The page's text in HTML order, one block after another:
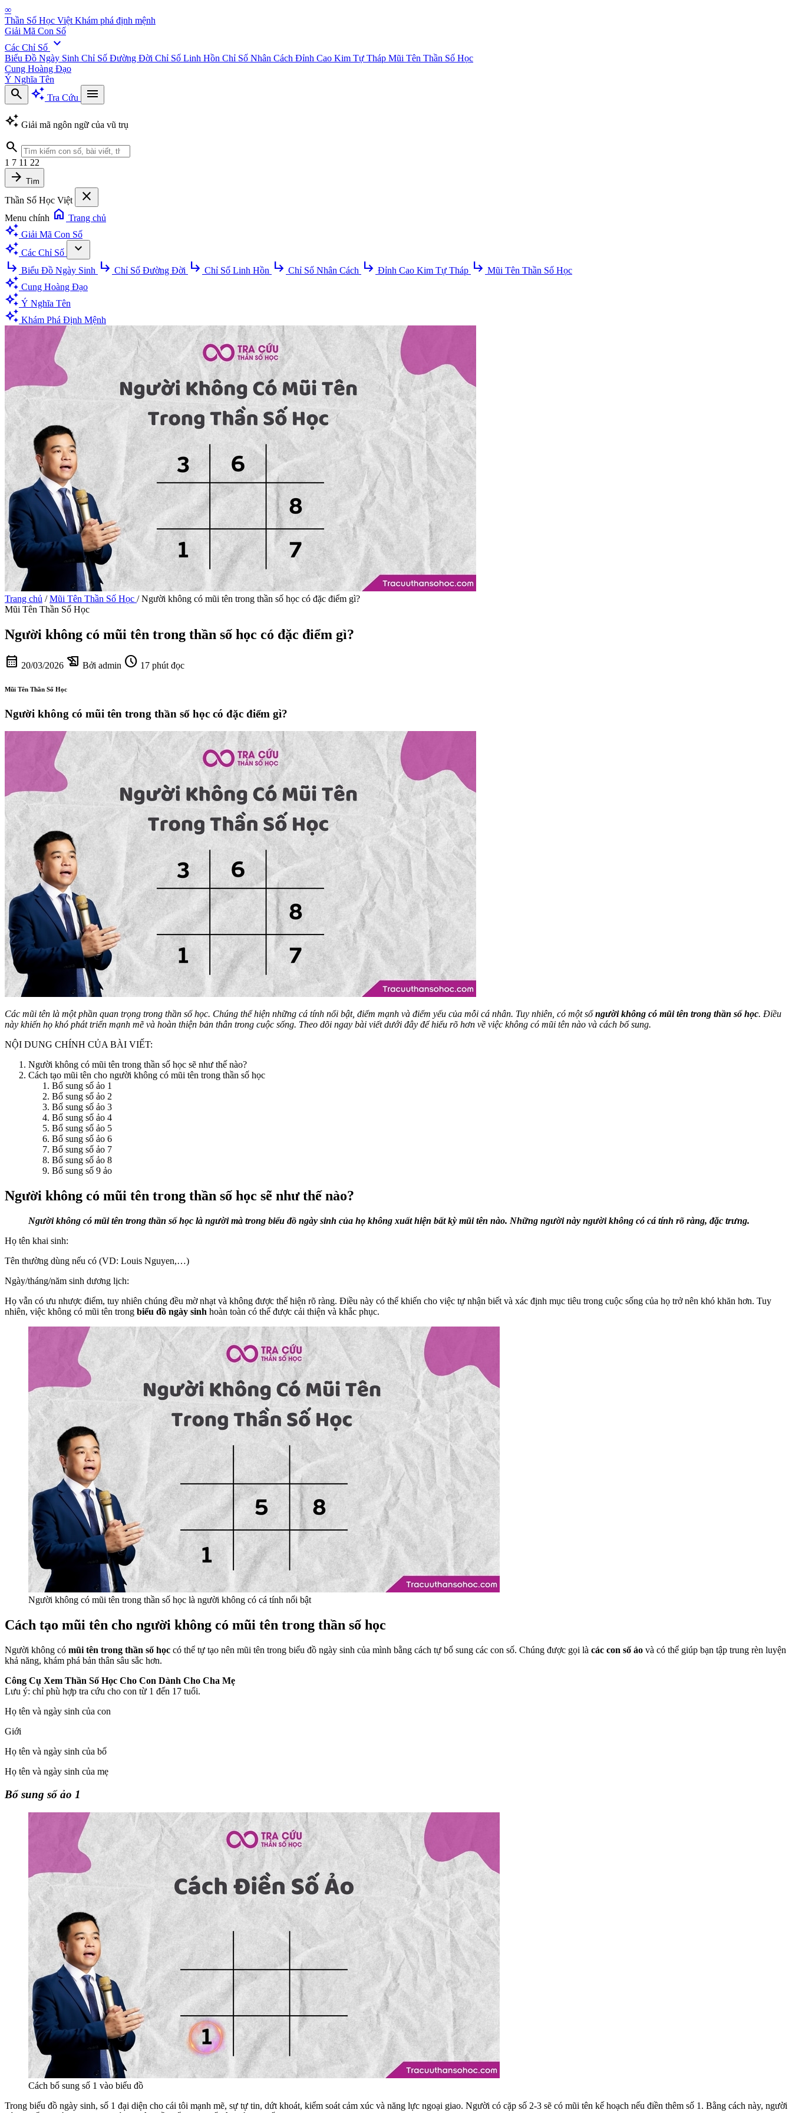
∞
Thần Số Học Việt Khám phá định mệnh
Giải Mã Con Số
Các Chỉ Số expand_more
Biểu Đồ Ngày Sinh Chỉ Số Đường Đời Chỉ Số Linh Hồn Chỉ Số Nhân Cách Đỉnh Cao Kim Tự Tháp Mũi Tên Thần Số Học
Cung Hoàng Đạo
Ý Nghĩa Tên
search auto_awesome Tra Cứu
menu
auto_awesome Giải mã ngôn ngữ của vũ trụ
search
1 7 11 22
arrow_forward Tìm
Thần Số Học Việt close
Menu chính home Trang chủ
auto_awesome Giải Mã Con Số
auto_awesome Các Chỉ Số
expand_more
subdirectory_arrow_right Biểu Đồ Ngày Sinh subdirectory_arrow_right Chỉ Số Đường Đời subdirectory_arrow_right Chỉ Số Linh Hồn subdirectory_arrow_right Chỉ Số Nhân Cách subdirectory_arrow_right Đỉnh Cao Kim Tự Tháp subdirectory_arrow_right Mũi Tên Thần Số Học
auto_awesome Cung Hoàng Đạo
auto_awesome Ý Nghĩa Tên
auto_awesome Khám Phá Định Mệnh
Trang chủ / Mũi Tên Thần Số Học / Người không có mũi tên trong thần số học có đặc điểm gì?
Mũi Tên Thần Số Học
Người không có mũi tên trong thần số học có đặc điểm gì?
calendar_month 20/03/2026 history_edu Bởi admin schedule 17 phút đọc
Mũi Tên Thần Số Học
Người không có mũi tên trong thần số học có đặc điểm gì?
Các mũi tên là một phần quan trọng trong thần số học. Chúng thể hiện những cá tính nổi bật, điểm mạnh và điểm yếu của mỗi cá nhân. Tuy nhiên, có một số người không có mũi tên trong thần số học. Điều
này khiến họ khó phát triển mạnh mẽ và hoàn thiện bản thân trong cuộc sống. Theo dõi ngay bài viết dưới đây để hiểu rõ hơn về việc không có mũi tên nào và cách bổ sung.
NỘI DUNG CHÍNH CỦA BÀI VIẾT:
Người không có mũi tên trong thần số học sẽ như thế nào?
Cách tạo mũi tên cho người không có mũi tên trong thần số học
Bổ sung số ảo 1
Bổ sung số ảo 2
Bổ sung số ảo 3
Bổ sung số ảo 4
Bổ sung số ảo 5
Bổ sung số ảo 6
Bổ sung số ảo 7
Bổ sung số ảo 8
Bổ sung số 9 ảo
Người không có mũi tên trong thần số học sẽ như thế nào?
Người không có mũi tên trong thần số học là người mà trong biểu đồ ngày sinh của họ không xuất hiện bất kỳ mũi tên nào. Những người này người không có cá tính rõ ràng, đặc trưng.
Họ tên khai sinh:
Tên thường dùng nếu có (VD: Louis Nguyen,…)
Ngày/tháng/năm sinh dương lịch:
Họ vẫn có ưu nhược điểm, tuy nhiên chúng đều mờ nhạt và không được thể hiện rõ ràng. Điều này có thể khiến cho việc tự nhận biết và xác định mục tiêu trong cuộc sống của họ trở nên khó khăn hơn. Tuy
nhiên, việc không có mũi tên trong biểu đồ ngày sinh hoàn toàn có thể được cải thiện và khắc phục.
Người không có mũi tên trong thần số học là người không có cá tính nổi bật
Cách tạo mũi tên cho người không có mũi tên trong thần số học
Người không có mũi tên trong thần số học có thể tự tạo nên mũi tên trong biểu đồ ngày sinh của mình bằng cách tự bổ sung các con số. Chúng được gọi là các con số ảo và có thể giúp bạn tập trung rèn luyện
khả năng, khám phá bản thân sâu sắc hơn.
Công Cụ Xem Thần Số Học Cho Con Dành Cho Cha Mẹ
Lưu ý: chỉ phù hợp tra cứu cho con từ 1 đến 17 tuổi.
Họ tên và ngày sinh của con
Giới
Họ tên và ngày sinh của bố
Họ tên và ngày sinh của mẹ
Bổ sung số ảo 1
Cách bổ sung số 1 vào biểu đồ
Trong biểu đồ ngày sinh, số 1 đại diện cho cái tôi mạnh mẽ, sự tự tin, dứt khoát, kiểm soát cảm xúc và năng lực ngoại giao. Người có cặp số 2-3 sẽ có mũi tên kế hoạch nếu điền thêm số 1. Bằng cách này, người